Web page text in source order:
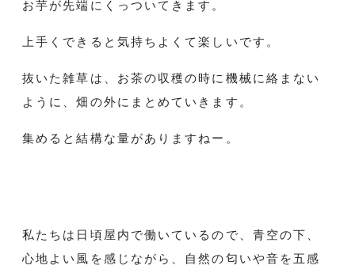
お芋が先端にくっついてきます。
上手くできると気持ちよくて楽しいです。
抜いた雑草は、お茶の収穫の時に機械に絡まない
ように、畑の外にまとめていきます。
集めると結構な量がありますねー。
私たちは日頃屋内で働いているので、青空の下、
心地よい風を感じながら、自然の匂いや音を五感